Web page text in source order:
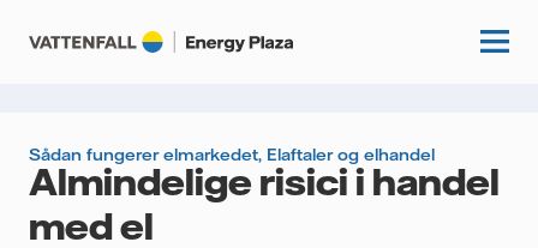
Start
Sådan fungerer elmarkedet, Elaftaler og elhandel
Almindelige risici i handel
med el